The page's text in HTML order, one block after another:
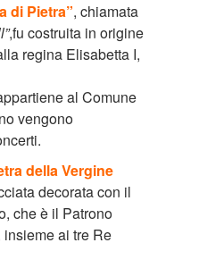
di Pietra”, chiamata
,fu costruita in origine
regina Elisabetta I,
al Comune
vengono
della Vergine
decorata con il
che è il Patrono
ai tre Re